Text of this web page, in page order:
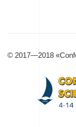
© 2017—2018